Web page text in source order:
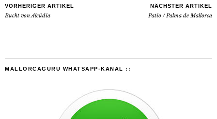
VORHERIGER ARTIKEL
Bucht von Alcúdia
NÄCHSTER ARTIKEL
Patio / Palma de Mallorca
MALLORCAGURU WHATSAPP-KANAL ::